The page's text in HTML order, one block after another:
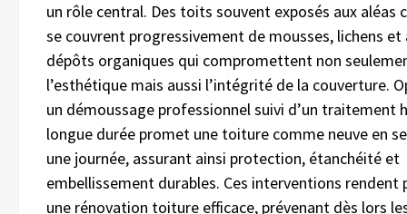
un rôle central. Des toits souvent exposés aux aléas
se couvrent progressivement de mousses, lichens et
dépôts organiques qui compromettent non
l’esthétique mais aussi l’intégrité de la couverture.
un démoussage professionnel suivi d’un traitement
longue durée promet une toiture comme neuve en
une journée, assurant ainsi protection, étanchéité et
embellissement durables. Ces interventions rendent
une rénovation toiture efficace, prévenant dès lors